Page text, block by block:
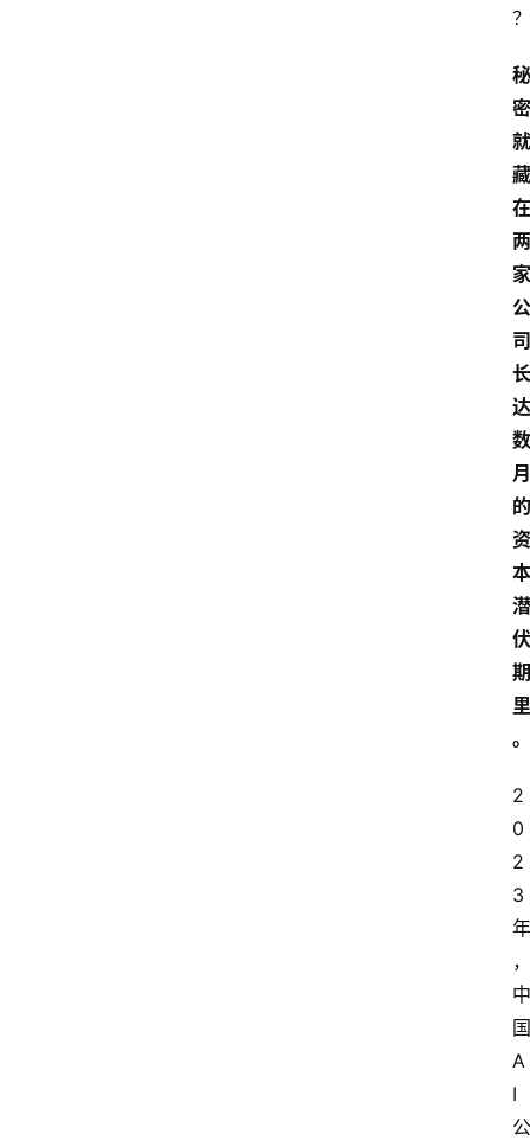
？
秘
密
就
藏
在
两
家
公
司
长
达
数
月
的
资
本
潜
伏
期
里
。
2
0
2
3
年
，
中
国
A
I
公